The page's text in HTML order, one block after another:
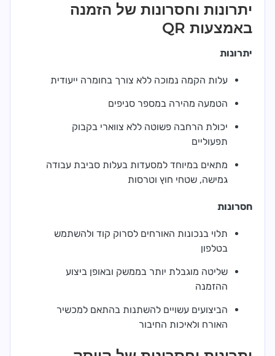
יתרונות וחסרונות של הזמנה
באמצעות QR
יתרונות
עלות הקמה נמוכה ללא צורך בחומרה ייעודית
הטמעה מהירה במספר סניפים
יכולת הרחבה פשוטה ללא צווארי בקבוק
תפעוליים
מתאים במיוחד למסעדות בעלות סביבת עבודה
גמישה, שטחי חוץ וטרסות
חסרונות
תלוי בנכונות האורחים לסרוק קוד ולהשתמש
בטלפון
שליטה מוגבלת יותר בממשק ובאופן ביצוע
ההזמנה
הביצועים עשויים להשתנות בהתאם למכשיר
האורח ולאיכות החיבור